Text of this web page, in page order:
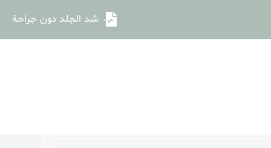
شد الجلد دون جراحة